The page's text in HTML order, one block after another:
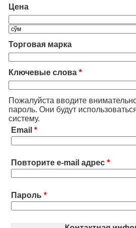
Цена
Торговая марка
Ключевые слова *
Пожалуйста вводите
пароль. Они будут
систему.
Email *
Повторите e-mail адрес *
Пароль *